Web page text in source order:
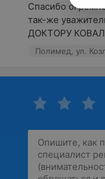
Спасибо
так-же
ДОКТОРУ
Полимед, ул.